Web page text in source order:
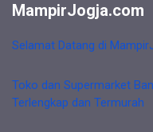
MampirJogja.com
Selamat Datang di
Toko dan Supermarket
Terlengkap dan Termurah